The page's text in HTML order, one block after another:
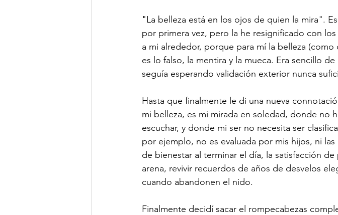
"La belleza está en los ojos de quien la mira".
por primera vez, pero la he resignificado con
a mi alrededor, porque para mí la belleza
es lo falso, la mentira y la mueca. Era sencillo
seguía esperando validación exterior nunca
Hasta que finalmente le di una nueva
mi belleza, es mi mirada en soledad, donde no
escuchar, y donde mi ser no necesita ser
por ejemplo, no es evaluada por mis hijos, ni
de bienestar al terminar el día, la satisfacción
arena, revivir recuerdos de años de desvelos
cuando abandonen el nido.
Finalmente decidí sacar el rompecabezas